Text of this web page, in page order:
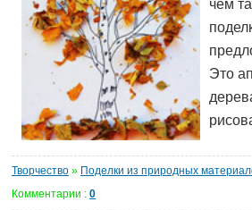
чем
Это
Творчество » Поделки из природных
Комментарии : 0